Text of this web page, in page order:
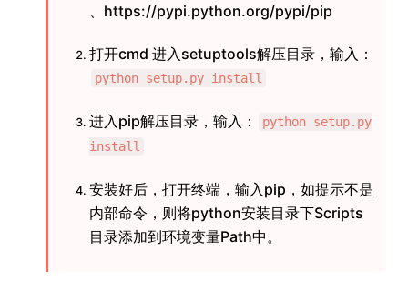
、https://pypi.python.org/pypi/pip
打开cmd 进入setuptools解压目录，输入：
python setup.py install
进入pip解压目录，输入：
python setup.py
install
安装好后，打开终端，输入pip，如提示不是
内部命令，则将python安装目录下Scripts
目录添加到环境变量Path中。